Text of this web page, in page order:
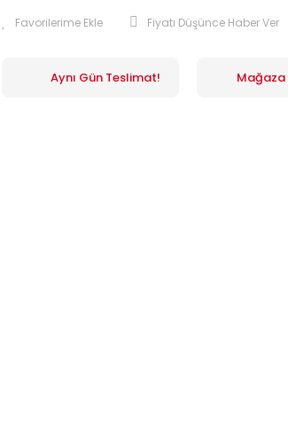
Fiyatı Düşünce Haber Ver
Aynı Gün Teslimat! Mağaza